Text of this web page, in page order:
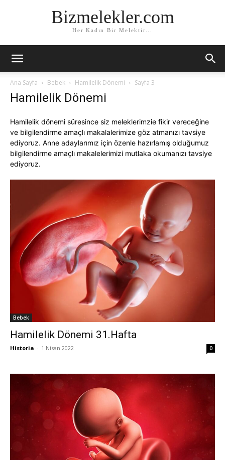
Bizmelekler.com
Her Kadın Bir Melektir...
Ana Sayfa Bebek Hamilelik Dönemi Sayfa 3
Hamilelik Dönemi
Hamilelik dönemi süresince siz meleklerimzie fikir vereceğine
ve bilgilendirme amaçlı makalalerimize göz atmanızı tavsiye
ediyoruz. Anne adaylarımız için özenle hazırlamış olduğumuz
bilgilendirme amaçlı makalelerimizi mutlaka okumanızı tavsiye
ediyoruz.
Bebek
Hamilelik Dönemi 31.Hafta
Historia - 1 Nisan 2022 0